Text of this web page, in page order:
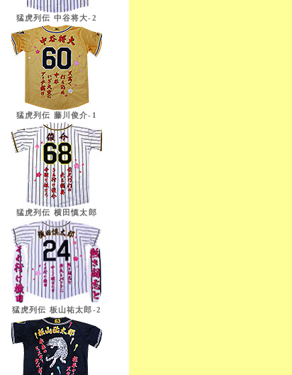
猛虎列伝 中谷将大-2
猛虎列伝 藤川俊介-1
猛虎列伝 横田慎太郎
猛虎列伝 板山祐太郎-2